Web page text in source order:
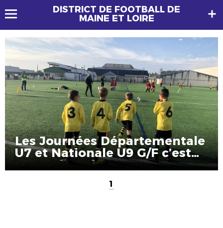
DISTRICT DE FOOTBALL DE
MAINE ET LOIRE
Les Journées Départementale
U7 et Nationale U9 G/F c’est
ce week-end !
1